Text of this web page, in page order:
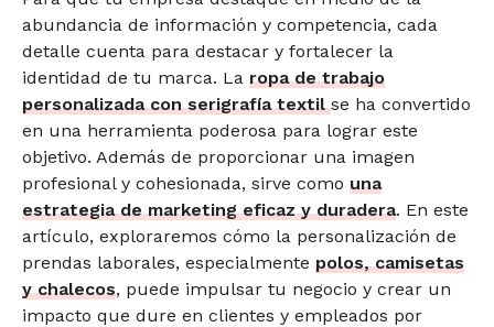
abundancia de información y competencia, cada
detalle cuenta para destacar y fortalecer la
identidad de tu marca. La ropa de trabajo
personalizada con serigrafía textilse ha convertido
en una herramienta poderosa para lograr este
objetivo. Además de proporcionar una imagen
profesional y cohesionada, sirve como una
estrategia de marketing eficaz y duradera. En este
artículo, exploraremos cómo la personalización de
prendas laborales, especialmente polos, camisetas
y chalecos, puede impulsar tu negocio y crear un
impacto que dure en clientes y empleados por